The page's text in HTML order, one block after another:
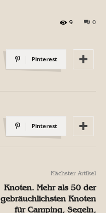
0
9
Pinterest
Pinterest
Nächster Artikel
Knoten. Mehr als 50 der
gebräuchlichsten Knoten
für Camping, Segeln,